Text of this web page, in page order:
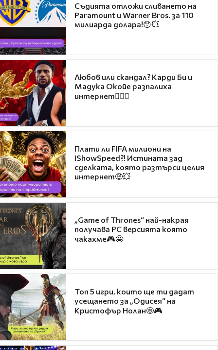
Съдията отложи сливането на
Paramount и Warner Bros. за 110
милиарда долара!😯💥
Любов или скандал? Карди Би и
Мадука Окойе разпалиха
интернет❤️‍🔥🔥
Плати ли FIFA милиони на
IShowSpeed?! Истината зад
сделката, която разтърси целия
интернет🤑💥
„Game of Thrones“ най-накрая
получава PC версията която
чакахме🎮🤩
Топ 5 игри, които ще ти дадат
усещането за „Одисея“ на
Кристофър Нолан🤩🎮